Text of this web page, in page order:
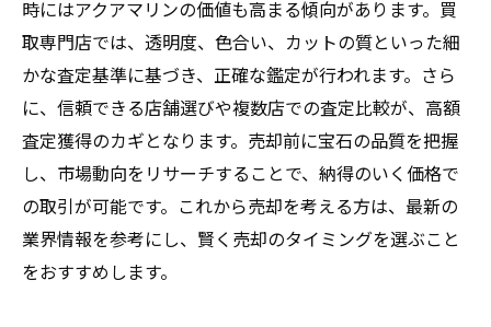
時にはアクアマリンの価値も高まる傾向があります。買
取専門店では、透明度、色合い、カットの質といった細
かな査定基準に基づき、正確な鑑定が行われます。さら
に、信頼できる店舗選びや複数店での査定比較が、高額
査定獲得のカギとなります。売却前に宝石の品質を把握
し、市場動向をリサーチすることで、納得のいく価格で
の取引が可能です。これから売却を考える方は、最新の
業界情報を参考にし、賢く売却のタイミングを選ぶこと
をおすすめします。